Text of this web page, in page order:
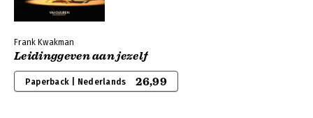
Frank Kwakman
Leidinggeven aan jezelf
Paperback | Nederlands 26,99